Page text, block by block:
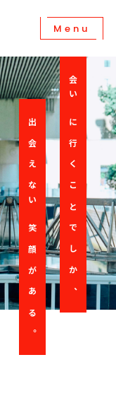
Menu
会いに行くことでしか
、
出会えない笑顔がある
。